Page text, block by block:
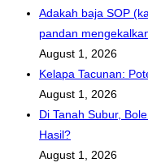
Adakah baja SOP
pandan
August 1, 2026
Kelapa Tacunan:
August 1, 2026
Di Tanah Subur,
Hasil?
August 1, 2026